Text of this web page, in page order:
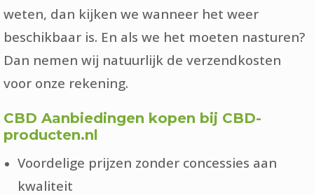
weten, dan kijken we wanneer het weer
beschikbaar is. En als we het moeten nasturen?
Dan nemen wij natuurlijk de verzendkosten
voor onze rekening.
CBD Aanbiedingen kopen bij CBD-
producten.nl
Voordelige prijzen zonder concessies aan
kwaliteit